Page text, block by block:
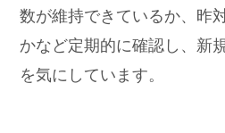
数が維持できているか、昨
かなど定期的に確認し、新
を気にしています。